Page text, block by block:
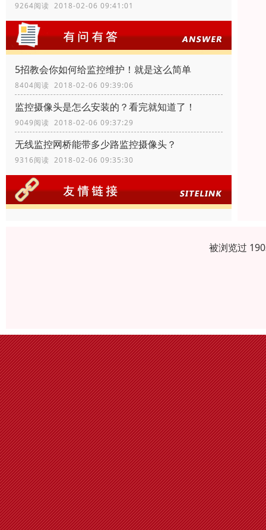
9264阅读 2018-02-06 09:41:01
5招教会你如何给监控维护！就是这么简单
8404阅读 2018-02-06 09:39:06
监控摄像头是怎么安装的？看完就知道了！
9049阅读 2018-02-06 09:37:29
无线监控网桥能带多少路监控摄像头？
9316阅读 2018-02-06 09:35:30
被浏览过